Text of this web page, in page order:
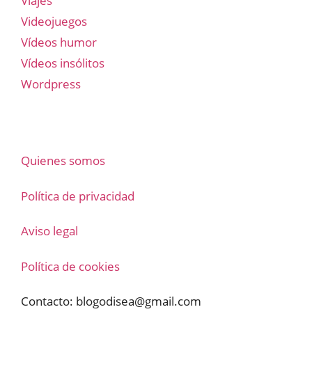
Videojuegos
Vídeos humor
Vídeos insólitos
Wordpress
Quienes somos
Política de privacidad
Aviso legal
Política de cookies
Contacto: blogodisea@gmail.com